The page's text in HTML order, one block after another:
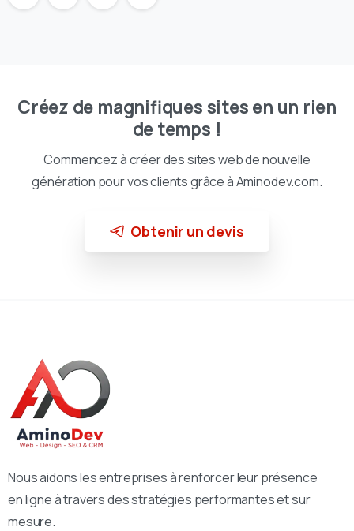
Créez de magnifiques sites en un rien
de temps !
Commencez à créer des sites web de nouvelle
génération pour vos clients grâce à Aminodev.com.
Obtenir un devis
Nous aidons les entreprises à renforcer leur présence
en ligne à travers des stratégies performantes et sur
mesure.